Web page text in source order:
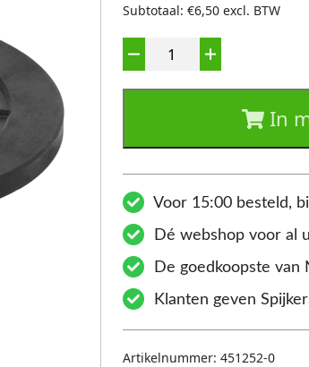
Subtotaal: €6,50 excl. BTW
Aantal
In
Voor 15:00 besteld,
Dé webshop voor al
De goedkoopste van
Klanten geven
Artikelnummer: 451252-0